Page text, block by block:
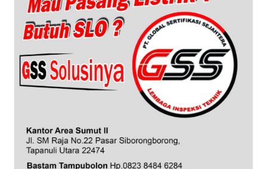
WN
KEPRI
PAPUA
WN
RIAU